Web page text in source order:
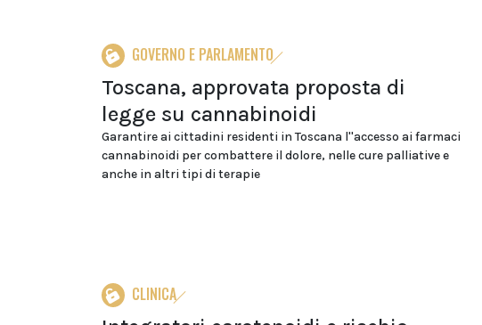
GOVERNO E PARLAMENTO
Toscana, approvata proposta di
legge su cannabinoidi
Garantire ai cittadini residenti in Toscana l''accesso ai farmaci
cannabinoidi per combattere il dolore, nelle cure palliative e
anche in altri tipi di terapie
CLINICA